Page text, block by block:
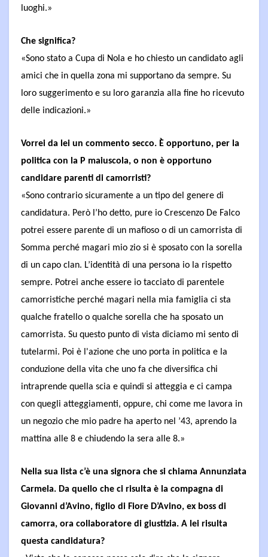
luoghi.»
Che significa?
«Sono stato a Cupa di Nola e ho chiesto un candidato agli
amici che in quella zona mi supportano da sempre. Su
loro suggerimento e su loro garanzia alla fine ho ricevuto
delle indicazioni.»
Vorrei da lei un commento secco. È opportuno, per la
politica con la P maiuscola, o non è opportuno
candidare parenti di camorristi?
«Sono contrario sicuramente a un tipo del genere di
candidatura. Però l’ho detto, pure io Crescenzo De Falco
potrei essere parente di un mafioso o di un camorrista di
Somma perché magari mio zio si è sposato con la sorella
di un capo clan. L’identità di una persona io la rispetto
sempre. Potrei anche essere io tacciato di parentele
camorristiche perché magari nella mia famiglia ci sta
qualche fratello o qualche sorella che ha sposato un
camorrista. Su questo punto di vista diciamo mi sento di
tutelarmi. Poi è l'azione che uno porta in politica e la
conduzione della vita che uno fa che diversifica chi
intraprende quella scia e quindi si atteggia e ci campa
con quegli atteggiamenti, oppure, chi come me lavora in
un negozio che mio padre ha aperto nel ’43, aprendo la
mattina alle 8 e chiudendo la sera alle 8.»
Nella sua lista c’è una signora che si chiama Annunziata
Carmela. Da quello che ci risulta è la compagna di
Giovanni d’Avino, figlio di Fiore D’Avino, ex boss di
camorra, ora collaboratore di giustizia. A lei risulta
questa candidatura?